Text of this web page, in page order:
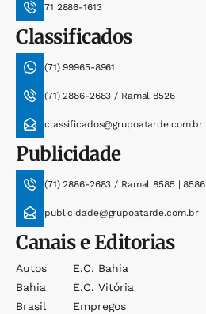
71 2886-1613
Classificados
(71) 99965-8961
(71) 2886-2683 / Ramal 8526
classificados@grupoatarde.com.br
Publicidade
(71) 2886-2683 / Ramal 8585 | 8586
publicidade@grupoatarde.com.br
Canais e Editorias
Autos
Bahia
Brasil
E.c. Bahia
E.c. Vitória
Empregos